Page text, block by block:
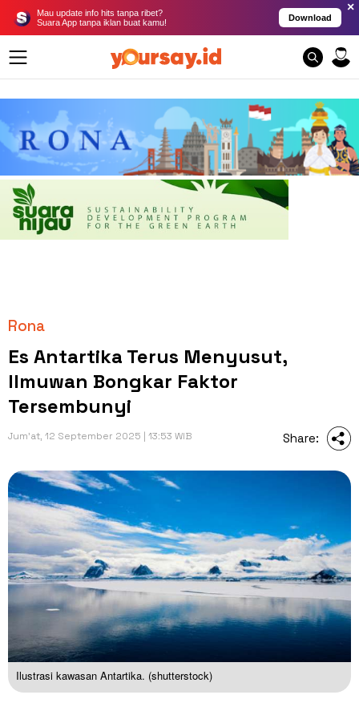
Mau update info hits tanpa ribet?
Suara App tanpa iklan buat kamu!
Download
×
Rona
Es Antartika Terus Menyusut,
Ilmuwan Bongkar Faktor
Tersembunyi
Jum'at, 12 September 2025 | 13:53 WIB Share:
Ilustrasi kawasan Antartika. (shutterstock)